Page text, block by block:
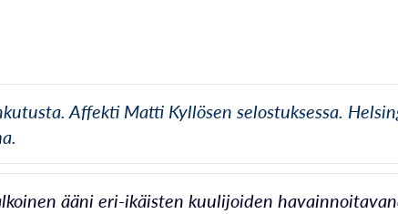
Affekti Matti Kyllösen selostuksessa.
ääni eri-ikäisten kuulijoiden